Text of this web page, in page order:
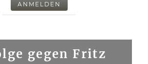
ANMELDEN
gegen Fritz